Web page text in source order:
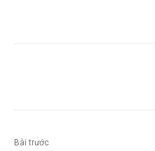
Bài trước